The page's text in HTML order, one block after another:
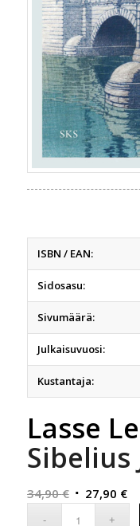
ISBN / EAN:
Sidosasu:
Sivumäärä:
Julkaisuvuosi:
Kustantaja:
Lasse
Sibelius
34,90€ Alkuperäinen
27,90 €